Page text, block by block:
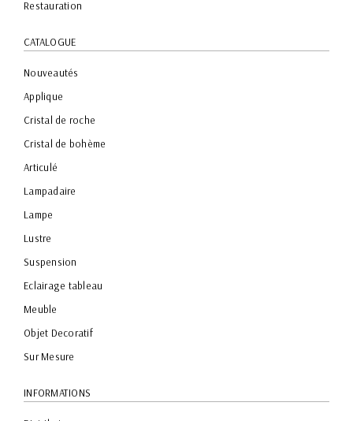
Restauration
CATALOGUE
Nouveautés
Applique
Cristal de roche
Cristal de bohème
Articulé
Lampadaire
Lampe
Lustre
Suspension
Eclairage tableau
Meuble
Objet Decoratif
Sur Mesure
INFORMATIONS